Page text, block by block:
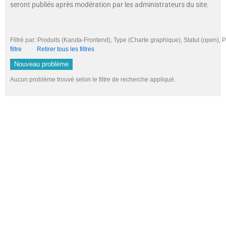
seront publiés après modération par les administrateurs du site.
Filtré par: Produits (Karuta-Frontend), Type (Charte graphique), Statut
filtre
Retirer tous les filtres
Nouveau problème
Aucun problème trouvé selon le filtre de recherche appliqué.